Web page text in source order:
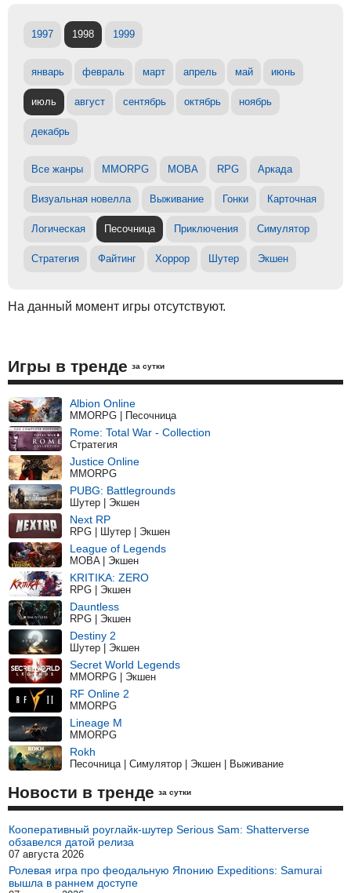
1997 1998 1999
январь февраль март апрель май июнь
июль август сентябрь октябрь ноябрь
декабрь
Все жанры MMORPG MOBA RPG Аркада
Визуальная новелла Выживание Гонки Карточная
Логическая Песочница Приключения Симулятор
Стратегия Файтинг Хоррор Шутер Экшен
На данный момент игры отсутствуют.
Игры в тренде за сутки
Albion Online
MMORPG | Песочница
Rome: Total War - Collection
Стратегия
Justice Online
MMORPG
PUBG: Battlegrounds
Шутер | Экшен
Next RP
RPG | Шутер | Экшен
League of Legends
MOBA | Экшен
KRITIKA: ZERO
RPG | Экшен
Dauntless
RPG | Экшен
Destiny 2
Шутер | Экшен
Secret World Legends
MMORPG | Экшен
RF Online 2
MMORPG
Lineage M
MMORPG
Rokh
Песочница | Симулятор | Экшен | Выживание
Новости в тренде за сутки
Кооперативный роуглайк-шутер Serious Sam: Shatterverse
обзавелся датой релиза
07 августа 2026
Ролевая игра про феодальную Японию Expeditions: Samurai
вышла в раннем доступе